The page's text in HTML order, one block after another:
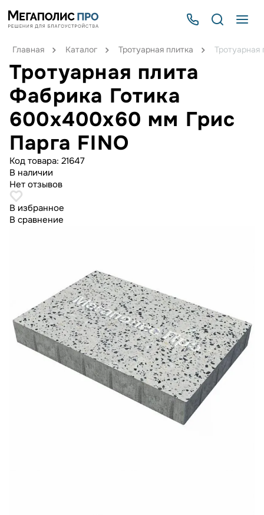
Главная Каталог Тротуарная плитка
Тротуарная плита
Фабрика Готика
600х400х60 мм Грис
Парга FINO
Код товара: 21647
В наличии
Нет отзывов
В избранное
В сравнение